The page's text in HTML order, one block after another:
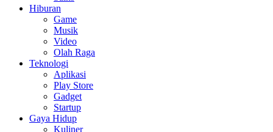
Hiburan
Game
Musik
Video
Olah Raga
Teknologi
Aplikasi
Play Store
Gadget
Startup
Gaya Hidup
Kuliner